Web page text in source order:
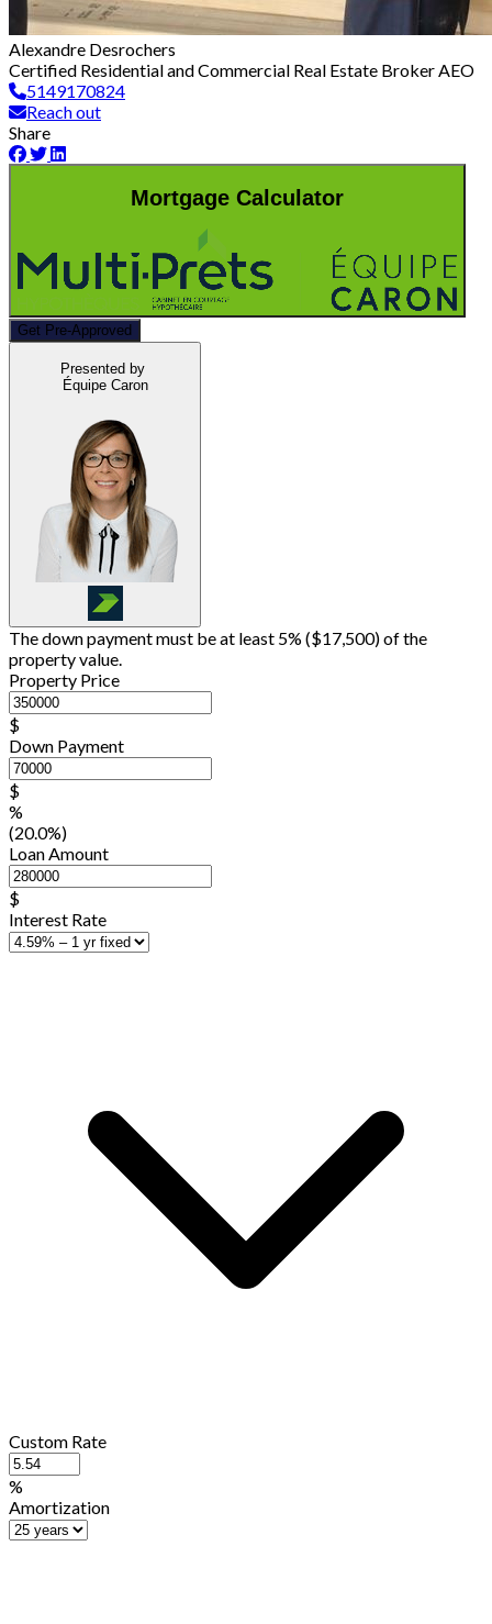
Alexandre Desrochers
Certified Residential and Commercial Real Estate Broker AEO
5149170824
Reach out
Share
Mortgage Calculator
Get Pre-Approved
Presented by
Équipe Caron
The down payment must be at least 5% ($17,500) of the
property value.
Property Price
$
Down Payment
$
%
(20.0%)
Loan Amount
$
Interest Rate
Custom Rate
%
Amortization